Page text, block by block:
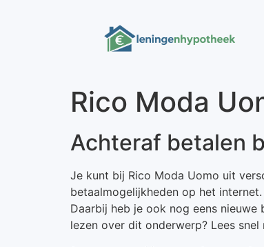
Rico Moda
Achteraf betalen
Je kunt bij Rico Moda Uomo uit
betaalmogelijkheden op het
Daarbij heb je ook nog eens
lezen over dit onderwerp? Lees